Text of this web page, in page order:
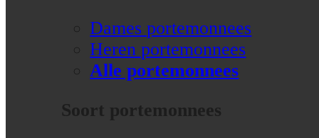
Dames portemonnees
Heren portemonnees
Alle portemonnees
Soort portemonnees